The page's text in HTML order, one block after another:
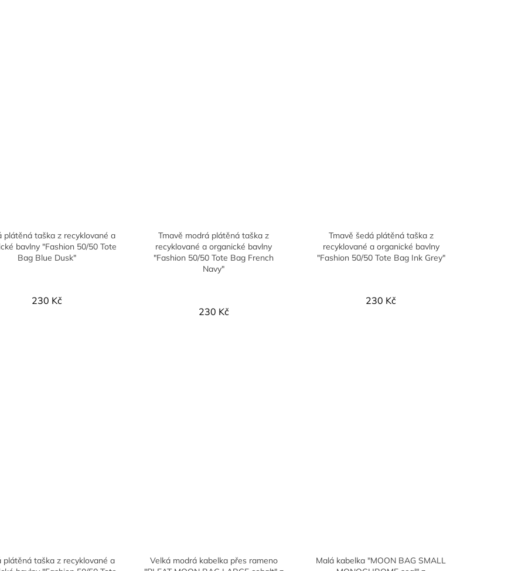
plátěná taška z recyklované a
bavlny "Fashion 50/50 Tote
Bag Blue Dusk"
230 Kč
Tmavě modrá plátěná taška z
recyklované a organické bavlny
"Fashion 50/50 Tote Bag French
Navy"
230 Kč
Tmavě šedá plátěná taška z
recyklované a organické bavlny
"Fashion 50/50 Tote Bag Ink Grey"
230 Kč
plátěná taška z recyklované a
Velká modrá kabelka přes rameno
Malá kabelka "MOON BAG SMALL